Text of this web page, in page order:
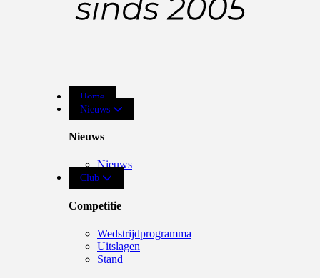
Home
Nieuws
Nieuws
Nieuws
Club
Competitie
Wedstrijdprogramma
Uitslagen
Stand